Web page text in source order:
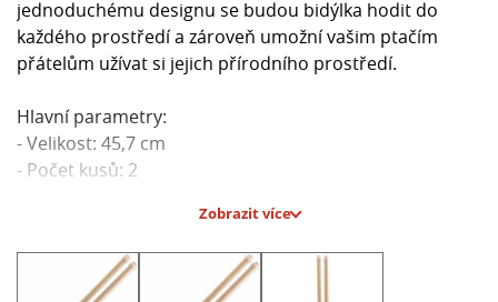
jednoduchému designu se budou bidýlka hodit do
každého prostředí a zároveň umožní vašim ptačím
přátelům užívat si jejich přírodního prostředí.
Hlavní parametry:
- Velikost: 45,7 cm
- Počet kusů: 2
- Výrobce: Plaček Pet Products s.r.o.
- Adresa: Revoluční 1381/III, Poděbrady, 290 01, CZ
- Kontaktní údaje: info@placek.cz, +420 325 611 650
Zobrazit více